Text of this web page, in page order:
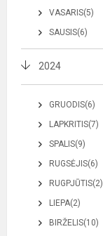
VASARIS(5)
SAUSIS(6)
2024
GRUODIS(6)
LAPKRITIS(7)
SPALIS(9)
RUGSĖJIS(6)
RUGPJŪTIS(2)
LIEPA(2)
BIRŽELIS(10)